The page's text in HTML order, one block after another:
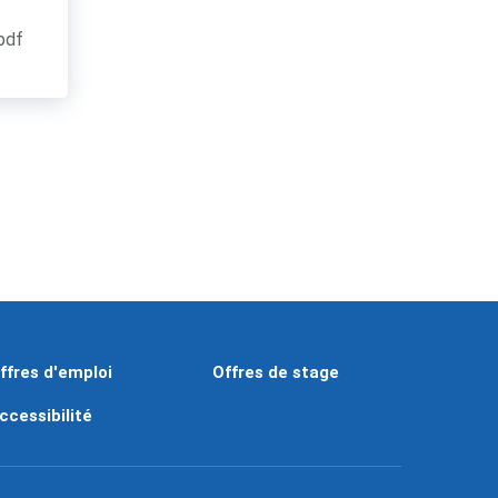
d'emploi Offres de stage